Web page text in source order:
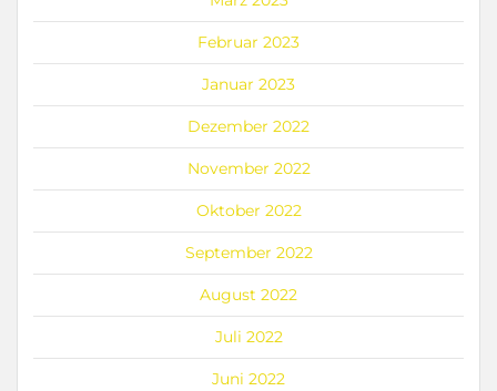
Februar 2023
Januar 2023
Dezember 2022
November 2022
Oktober 2022
September 2022
August 2022
Juli 2022
Juni 2022